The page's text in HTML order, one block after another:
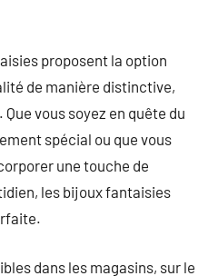
proposent la option
de manière distinctive,
vous soyez en quête du
spécial ou que vous
une touche de
les bijoux fantaisies
dans les magasins, sur le